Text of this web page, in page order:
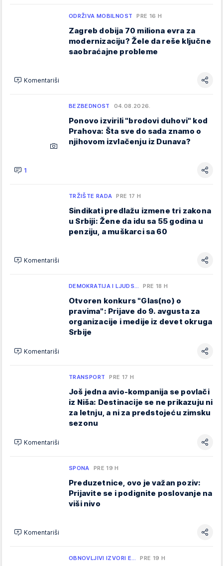
ODRŽIVA MOBILNOST PRE 16 H
Zagreb dobija 70 miliona evra za
modernizaciju? Žele da reše ključne
saobraćajne probleme
Komentariši
BEZBEDNOST 04.08.2026.
Ponovo izvirili "brodovi duhovi" kod
Prahova: Šta sve do sada znamo o
njihovom izvlačenju iz Dunava?
1
TRŽIŠTE RADA PRE 17 H
Sindikati predlažu izmene tri zakona
u Srbiji: Žene da idu sa 55 godina u
penziju, a muškarci sa 60
Komentariši
DEMOKRATIJA I LJUDS… PRE 18 H
Otvoren konkurs "Glas(no) o
pravima": Prijave do 9. avgusta za
organizacije i medije iz devet okruga
Srbije
Komentariši
TRANSPORT PRE 17 H
Još jedna avio-kompanija se povlači
iz Niša: Destinacije se ne prikazuju ni
za letnju, a ni za predstojeću zimsku
sezonu
Komentariši
SPONA PRE 19 H
Preduzetnice, ovo je važan poziv:
Prijavite se i podignite poslovanje na
viši nivo
Komentariši
OBNOVLJIVI IZVORI E… PRE 19 H